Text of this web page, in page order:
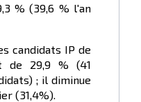
% (39,6 % l'an
candidats IP de
de 29,9 % (41
; il diminue
(31,4%).